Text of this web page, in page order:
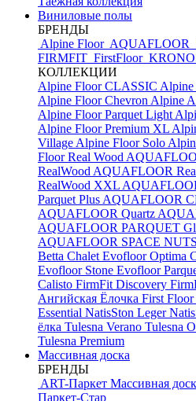
Виниловые полы
БРЕНДЫ
Alpine Floor AQUAFLOOR
FIRMFIT FirstFloor
КОЛЛЕКЦИИ
Alpine Floor CLASSIC Alpine
Alpine Floor Chevron Alpine
Alpine Floor Parquet Light
Alpine Floor Premium XL
Village Alpine Floor Solo
Floor Real Wood
RealWood AQUAFLOOR
RealWood XXL
Parquet Plus AQUAFLOOR
AQUAFLOOR Quartz
AQUAFLOOR PARQUET
AQUAFLOOR SPACE
Betta Chalet Evofloor Optima
Evofloor Stone Evofloor
Calisto FirmFit Discovery
Ангийская Ёлочка First Floor
Essential NatisSton Leger
ёлка Tulesna Verano Tulesna
Tulesna Premium
Массивная доска
БРЕНДЫ
ART-Паркет Массивная
Паркет-Стар